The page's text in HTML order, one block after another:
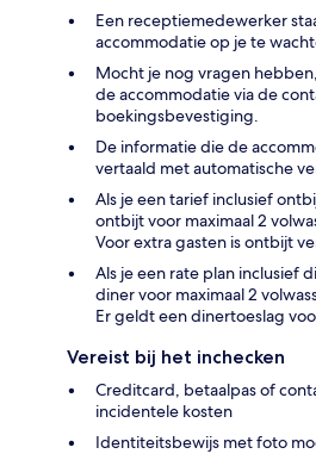
Een receptiemedewerker
accommodatie op je te
Mocht je nog vragen
de accommodatie via de
boekingsbevestiging.
De informatie die de
vertaald met automatische
Als je een tarief inclusief
ontbijt voor maximaal 2
Voor extra gasten is ontbijt
Als je een rate plan inclusief
diner voor maximaal 2
Er geldt een dinertoeslag
Vereist bij het inchecken
Creditcard, betaalpas of
incidentele kosten
Identiteitsbewijs met foto